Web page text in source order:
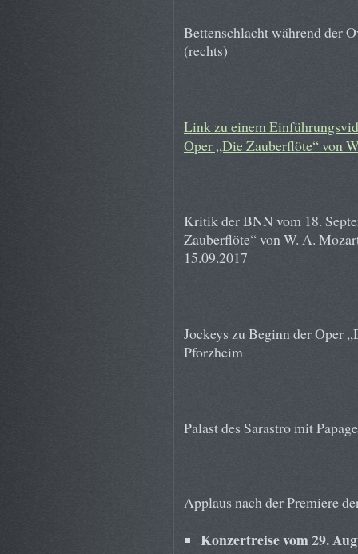
Bettenschlacht während der
(rechts)
Link zu einem
Oper „Die Zauberflöte“ von
Kritik der BNN vom 18.
Zauberflöte“ von W. A.
15.09.2017
Jockeys zu Beginn der Oper
Pforzheim
Palast des Sarastro mit
Applaus nach der Premiere
Konzertreise vom 29.